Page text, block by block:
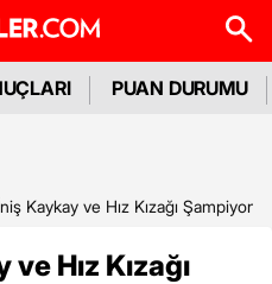
PUAN DURUMU
Kaykay ve Hız Kızağı
Hız Kızağı